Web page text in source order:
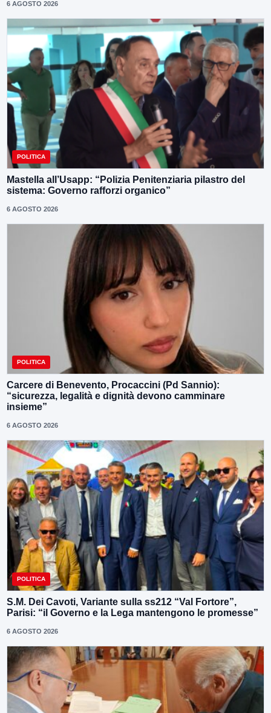
6 AGOSTO 2026
POLITICA
Mastella all’Usapp: “Polizia Penitenziaria pilastro del
sistema: Governo rafforzi organico”
6 AGOSTO 2026
POLITICA
Carcere di Benevento, Procaccini (Pd Sannio):
“sicurezza, legalità e dignità devono camminare
insieme”
6 AGOSTO 2026
POLITICA
S.M. Dei Cavoti, Variante sulla ss212 “Val Fortore”,
Parisi: “il Governo e la Lega mantengono le promesse”
6 AGOSTO 2026